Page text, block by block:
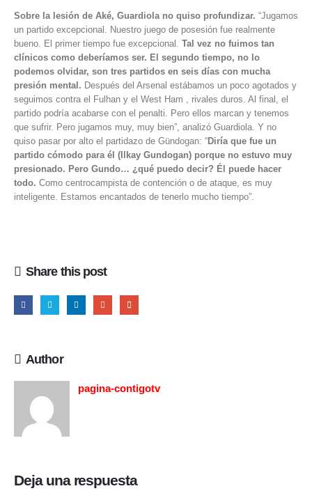
Sobre la lesión de Aké, Guardiola no quiso profundizar. “Jugamos
un partido excepcional. Nuestro juego de posesión fue realmente
bueno. El primer tiempo fue excepcional. Tal vez no fuimos tan
clínicos como deberíamos ser. El segundo tiempo, no lo
podemos olvidar, son tres partidos en seis días con mucha
presión mental. Después del Arsenal estábamos un poco agotados y
seguimos contra el Fulhan y el West Ham , rivales duros. Al final, el
partido podría acabarse con el penalti. Pero ellos marcan y tenemos
que sufrir. Pero jugamos muy, muy bien”, analizó Guardiola. Y no
quiso pasar por alto el partidazo de Gündogan: “Diría que fue un
partido cómodo para él (Ilkay Gundogan) porque no estuvo muy
presionado. Pero Gundo… ¿qué puedo decir? Él puede hacer
todo. Como centrocampista de contención o de ataque, es muy
inteligente. Estamos encantados de tenerlo mucho tiempo”.
Share this post
Author
pagina-contigotv
Deja una respuesta